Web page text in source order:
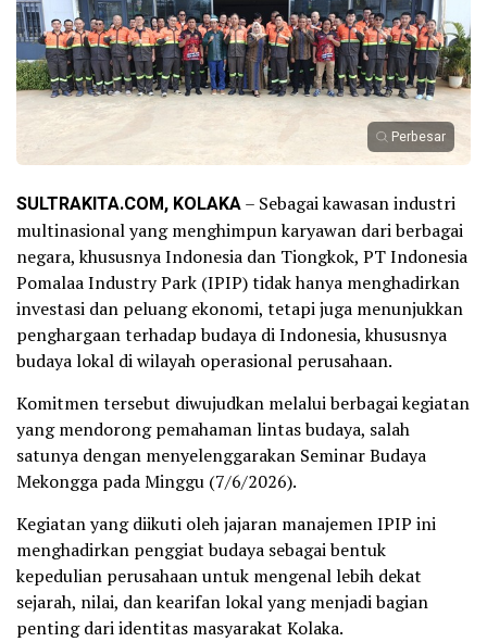
Perbesar
SULTRAKITA.COM, KOLAKA– Sebagai kawasan industri
multinasional yang menghimpun karyawan dari berbagai
negara, khususnya Indonesia dan Tiongkok, PT Indonesia
Pomalaa Industry Park (IPIP) tidak hanya menghadirkan
investasi dan peluang ekonomi, tetapi juga menunjukkan
penghargaan terhadap budaya di Indonesia, khususnya
budaya lokal di wilayah operasional perusahaan.
Komitmen tersebut diwujudkan melalui berbagai kegiatan
yang mendorong pemahaman lintas budaya, salah
satunya dengan menyelenggarakan Seminar Budaya
Mekongga pada Minggu (7/6/2026).
Kegiatan yang diikuti oleh jajaran manajemen IPIP ini
menghadirkan penggiat budaya sebagai bentuk
kepedulian perusahaan untuk mengenal lebih dekat
sejarah, nilai, dan kearifan lokal yang menjadi bagian
penting dari identitas masyarakat Kolaka.